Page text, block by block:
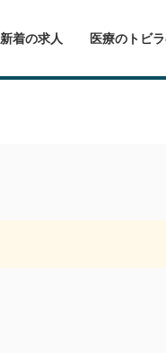
新着の求人 医療のトビ